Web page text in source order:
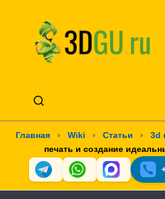
Главная › Wiki › Статьи › 3d
печать и создание